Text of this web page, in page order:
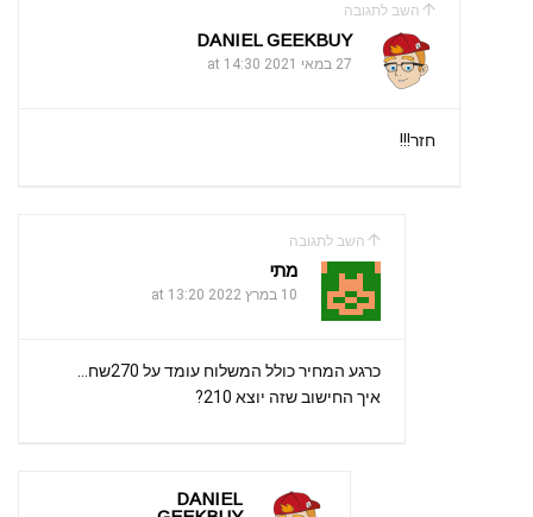
השב לתגובה
DANIEL GEEKBUY
27 במאי 2021 at 14:30
חזר!!!
השב לתגובה
מתי
10 במרץ 2022 at 13:20
כרגע המחיר כולל המשלוח עומד על 270שח…
איך החישוב שזה יוצא 210?
DANIEL